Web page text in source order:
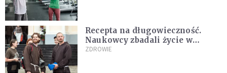
Recepta na długowieczność.
Naukowcy zbadali życie w
klasztorach
ZDROWIE